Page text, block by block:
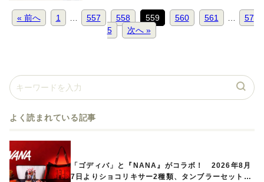
« 前へ 1 … 557 558 559 560 561 …
57
5
次へ »
よく読まれている記事
「ゴディバ」と『NANA』がコラボ！ 2026年8月
7日よりショコリキサー2種類、タンブラーセットな